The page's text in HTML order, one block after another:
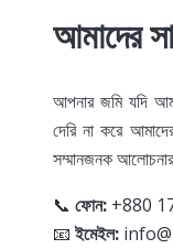
আমাদের
আপনার জমি যদি
দেরি না করে
সম্মানজনক
📞 ফোন: +880
📧ইমেইল: